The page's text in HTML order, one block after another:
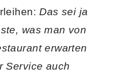
Das sei ja
was man von
erwarten
Service auch